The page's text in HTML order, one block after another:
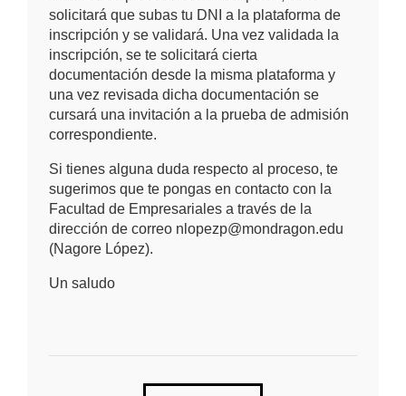
solicitará que subas tu DNI a la plataforma de
inscripción y se validará. Una vez validada la
inscripción, se te solicitará cierta
documentación desde la misma plataforma y
una vez revisada dicha documentación se
cursará una invitación a la prueba de admisión
correspondiente.
Si tienes alguna duda respecto al proceso, te
sugerimos que te pongas en contacto con la
Facultad de Empresariales a través de la
dirección de correo nlopezp@mondragon.edu
(Nagore López).
Un saludo